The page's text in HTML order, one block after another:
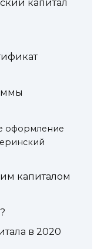
капитал
оформление
капиталом
в 2020